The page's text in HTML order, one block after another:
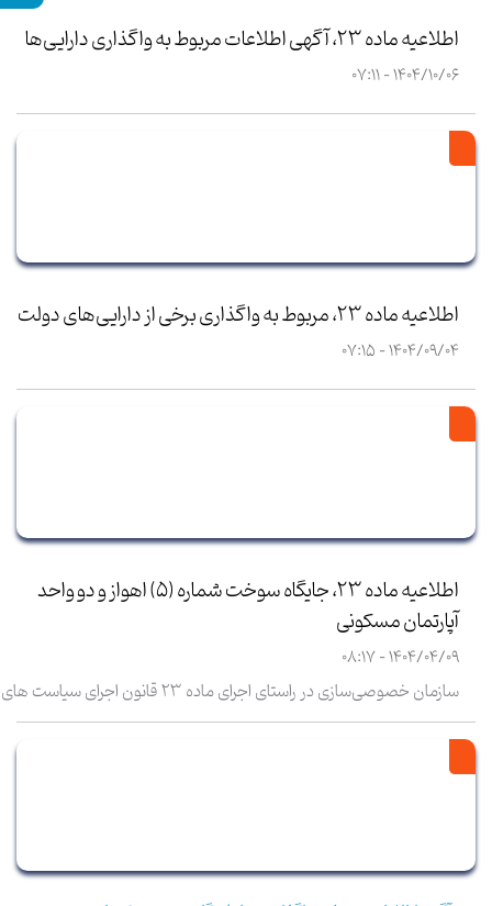
اطلاعیه ماده 23، آگهی اطلاعات مربوط به واگذاری دارایی‌ها
1404/10/06 - 07:11
اطلاعیه ماده 23، مربوط به واگذاری برخی از دارایی‌های دولت
1404/09/04 - 07:15
اطلاعیه ماده 23، جایگاه سوخت شماره (5) اهواز و دو واحد
آپارتمان مسکونی
1404/04/09 - 08:17
سازمان خصوصی‌سازی در راستای اجرای ماده 23 قانون اجرای سیاست های
کلی اصل چهل و چهارم (44) قانون اساسی، اطلاعات مربوط به واگذاری
سهام/بنگاه مدیریتی و کنترلی را به شرح فایل پیوست اعلام می نماید.